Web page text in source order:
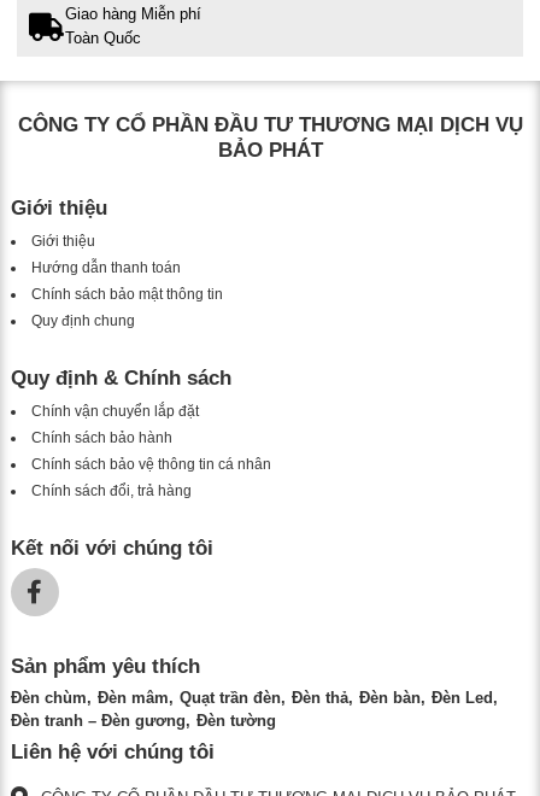
Giao hàng Miễn phí
Toàn Quốc
CÔNG TY CỔ PHẦN ĐẦU TƯ THƯƠNG MẠI DỊCH VỤ
BẢO PHÁT
Giới thiệu
Giới thiệu
Hướng dẫn thanh toán
Chính sách bảo mật thông tin
Quy định chung
Quy định & Chính sách
Chính vận chuyển lắp đặt
Chính sách bảo hành
Chính sách bảo vệ thông tin cá nhân
Chính sách đổi, trả hàng
Kết nối với chúng tôi
Sản phẩm yêu thích
Đèn chùm Đèn mâm Quạt trần đèn Đèn thả Đèn bàn
Đèn Led
Đèn tranh – Đèn gương
Đèn tường
Liên hệ với chúng tôi